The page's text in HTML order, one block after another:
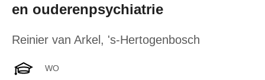
en ouderenpsychiatrie
Reinier van Arkel , 's-Hertogenbosch
WO